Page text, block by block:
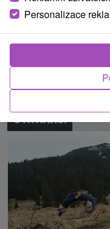
Liptov, Orava, Malá
Chočské vrchy,
Našli jste chybu nebo
O ATRAKCI
Personalizace